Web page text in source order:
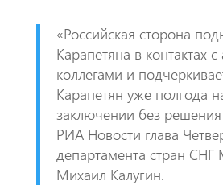
«Российская сторона
Карапетяна в контактах
коллегами и
Карапетян уже полгода
заключении без решения
РИА Новости глава
департамента стран
Михаил Калугин.